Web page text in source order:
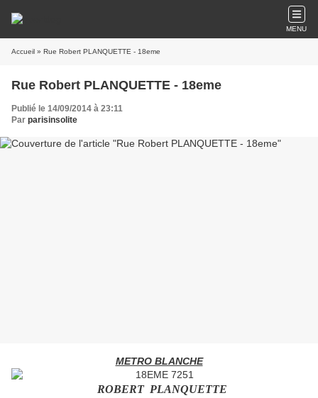
MENU
Accueil » Rue Robert PLANQUETTE - 18eme
Rue Robert PLANQUETTE - 18eme
Publié le 14/09/2014 à 23:11
Par parisinsolite
METRO BLANCHE
ROBERT PLANQUETTE